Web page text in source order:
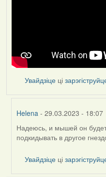
Увайдзіце ці
Helena - 29.03.2023 - 18:07
In
reply
Feather
Надеюсь, и мышей он
подкидывать в другое
Увайдзіце ці